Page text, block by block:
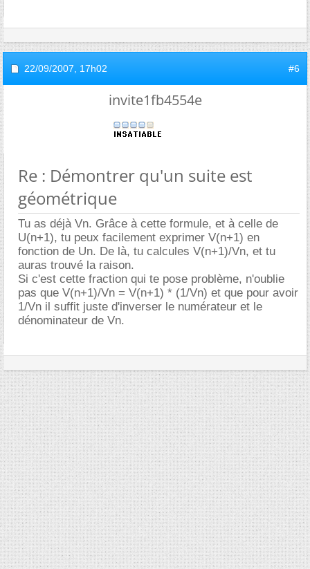
22/09/2007, 17h02 #6
invite1fb4554e
Re : Démontrer qu'un suite est
géométrique
Tu as déjà Vn. Grâce à cette formule, et à celle de
U(n+1), tu peux facilement exprimer V(n+1) en
fonction de Un. De là, tu calcules V(n+1)/Vn, et tu
auras trouvé la raison.
Si c'est cette fraction qui te pose problème, n'oublie
pas que V(n+1)/Vn = V(n+1) * (1/Vn) et que pour avoir
1/Vn il suffit juste d'inverser le numérateur et le
dénominateur de Vn.